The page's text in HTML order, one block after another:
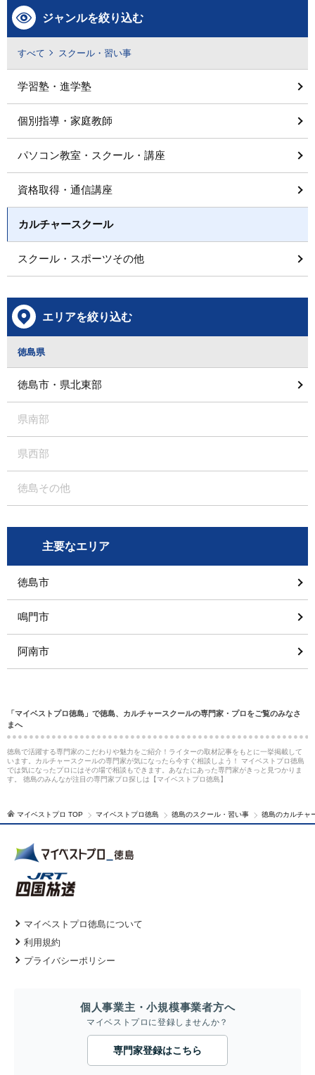
ジャンルを絞り込む
すべて スクール・習い事
学習塾・進学塾
個別指導・家庭教師
パソコン教室・スクール・講座
資格取得・通信講座
カルチャースクール
スクール・スポーツその他
エリアを絞り込む
徳島県
徳島市・県北東部
県南部
県西部
徳島その他
主要なエリア
徳島市
鳴門市
阿南市
「マイベストプロ徳島」で徳島、カルチャースクールの専門家・プロをご覧のみなさ
まへ
徳島で活躍する専門家のこだわりや魅力をご紹介！ライターの取材記事をもとに一挙掲載して
います。カルチャースクールの専門家が気になったら今すぐ相談しよう！ マイベストプロ徳島
では気になったプロにはその場で相談もできます。あなたにあった専門家がきっと見つかりま
す。 徳島のみんなが注目の専門家プロ探しは【マイベストプロ徳島】
マイベストプロ TOP マイベストプロ徳島 徳島のスクール・習い事 徳島のカルチャ
マイベストプロ徳島について
利用規約
プライバシーポリシー
個人事業主・小規模事業者方へ
マイベストプロに登録しませんか？
専門家登録はこちら